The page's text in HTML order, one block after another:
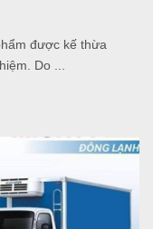
được kế thừa
Do ...